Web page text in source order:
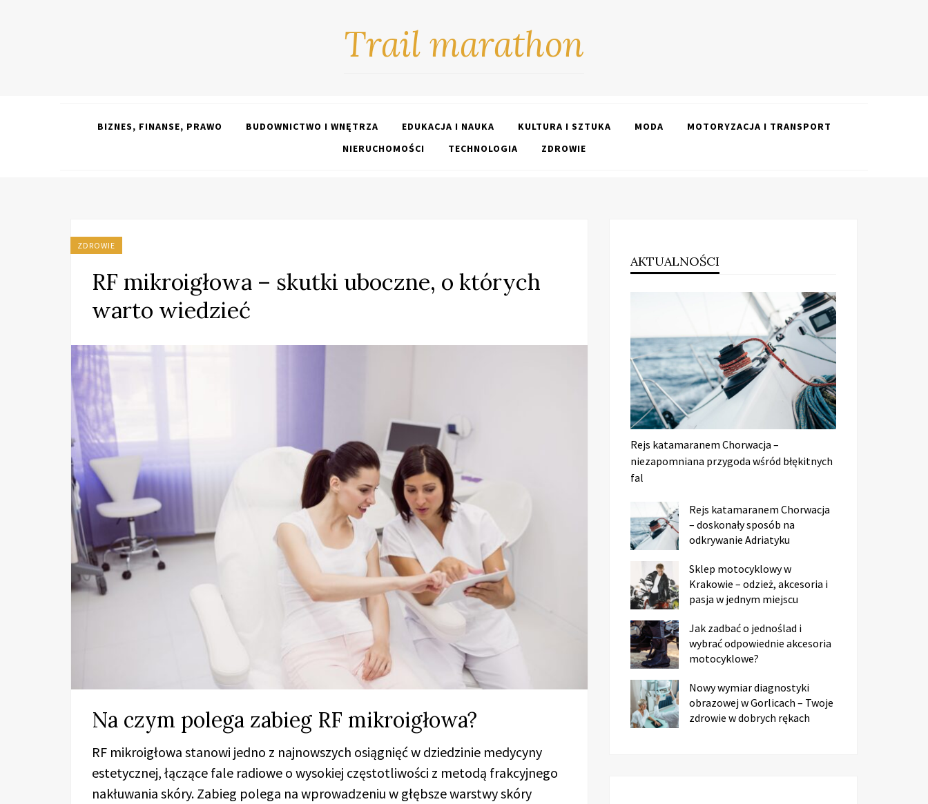
Trail marathon
BIZNES, FINANSE, PRAWO BUDOWNICTWO I WNĘTRZA EDUKACJA I NAUKA KULTURA I SZTUKA MODA
MOTORYZACJA I TRANSPORT
NIERUCHOMOŚCI
TECHNOLOGIA ZDROWIE
ZDROWIE
RF mikroigłowa – skutki uboczne, o których
warto wiedzieć
Na czym polega zabieg RF mikroigłowa?
RF mikroigłowa stanowi jedno z najnowszych osiągnięć w dziedzinie medycyny
estetycznej, łączące fale radiowe o wysokiej częstotliwości z metodą frakcyjnego
nakłuwania skóry. Zabieg polega na wprowadzeniu w głębsze warstwy skóry
AKTUALNOŚCI
Rejs katamaranem Chorwacja –
niezapomniana przygoda wśród błękitnych
fal
Rejs katamaranem Chorwacja
– doskonały sposób na
odkrywanie Adriatyku
Sklep motocyklowy w
Krakowie – odzież, akcesoria i
pasja w jednym miejscu
Jak zadbać o jednoślad i
wybrać odpowiednie akcesoria
motocyklowe?
Nowy wymiar diagnostyki
obrazowej w Gorlicach – Twoje
zdrowie w dobrych rękach